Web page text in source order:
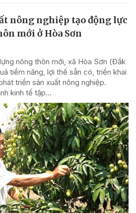
nông nghiệp tạo động lực
mới ở Hòa Sơn
nông thôn mới, xã Hòa Sơn (Đắk
tiềm năng, lợi thế sẵn có, triển khai
triển sản xuất nông nghiệp.
kinh tế tập...